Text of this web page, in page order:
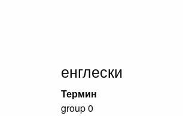
енглески
Термин
group 0